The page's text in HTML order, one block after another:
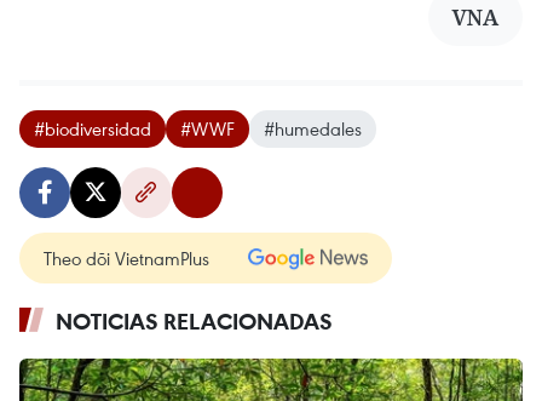
VNA
#biodiversidad #WWF #humedales
Theo dõi VietnamPlus
NOTICIAS RELACIONADAS